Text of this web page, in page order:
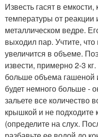
Известь гасят в
температуры от реакции
металлическом ведре.
выходил пар. Учтите,
увеличится в объеме.
извести, примерно 2-3
больше объема гашеной
будет немного больше -
зальете все количество
крышкой и не подходите
(определите на слух.